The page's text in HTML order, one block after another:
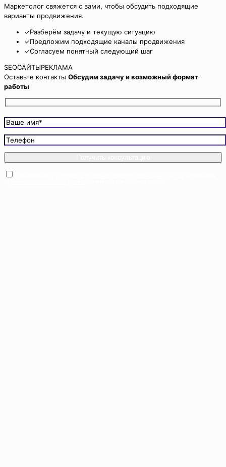
Маркетолог свяжется с вами, чтобы обсудить подходящие
варианты продвижения.
✓Разберём задачу и текущую ситуацию
✓Предложим подходящие каналы продвижения
✓Согласуем понятный следующий шаг
SEOСАЙТЫРЕКЛАМА
Оставьте контакты Обсудим задачу и возможный формат
работы